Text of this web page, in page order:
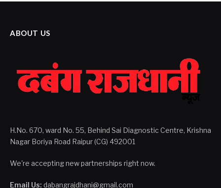
ABOUT US
H.No. 670, ward No. 55, Behind Sai Diagnostic Centre, Krishna
Nagar Boriya Road Raipur (CG) 492001
We're accepting new partnerships right now.
Email Us: dabangrajdhani@gmail.com